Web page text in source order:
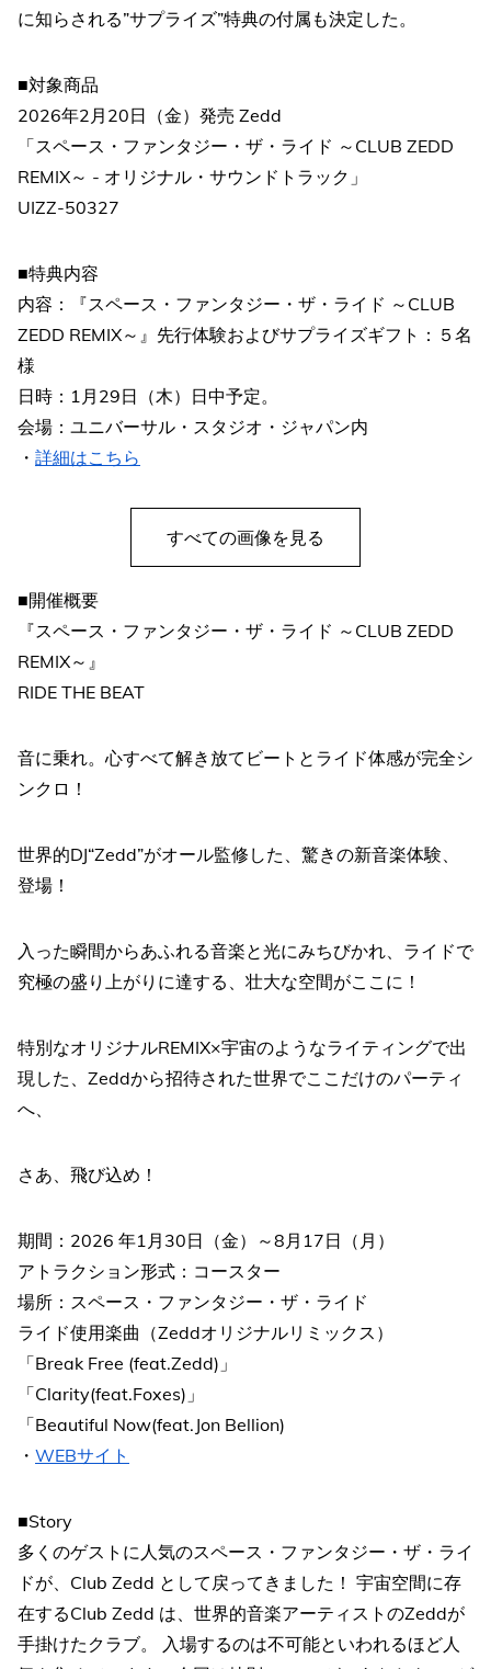
に知らされる”サプライズ”特典の付属も決定した。
■対象商品
2026年2月20日（金）発売 Zedd
「スペース・ファンタジー・ザ・ライド ～CLUB ZEDD
REMIX～ - オリジナル・サウンドトラック」
UIZZ-50327
■特典内容
内容：『スペース・ファンタジー・ザ・ライド ～CLUB
ZEDD REMIX～』先行体験およびサプライズギフト：５名
様
日時：1月29日（木）日中予定。
会場：ユニバーサル・スタジオ・ジャパン内
・ 詳細はこちら
すべての画像を見る
■開催概要
『スペース・ファンタジー・ザ・ライド ～CLUB ZEDD
REMIX～』
RIDE THE BEAT
音に乗れ。心すべて解き放てビートとライド体感が完全シ
ンクロ！
世界的DJ“Zedd”がオール監修した、驚きの新音楽体験、
登場！
入った瞬間からあふれる音楽と光にみちびかれ、ライドで
究極の盛り上がりに達する、壮大な空間がここに！
特別なオリジナルREMIX×宇宙のようなライティングで出
現した、Zeddから招待された世界でここだけのパーティ
へ、
さあ、飛び込め！
期間：2026 年1月30日（金）～8月17日（月）
アトラクション形式：コースター
場所：スペース・ファンタジー・ザ・ライド
ライド使用楽曲（Zeddオリジナルリミックス）
「Break Free (feat.Zedd)」
「Clarity(feat.Foxes)」
「Beautiful Now(feat.Jon Bellion)
・ WEBサイト
■Story
多くのゲストに人気のスペース・ファンタジー・ザ・ライ
ドが、Club Zedd として戻ってきました！ 宇宙空間に存
在するClub Zedd は、世界的音楽アーティストのZeddが
手掛けたクラブ。 入場するのは不可能といわれるほど人